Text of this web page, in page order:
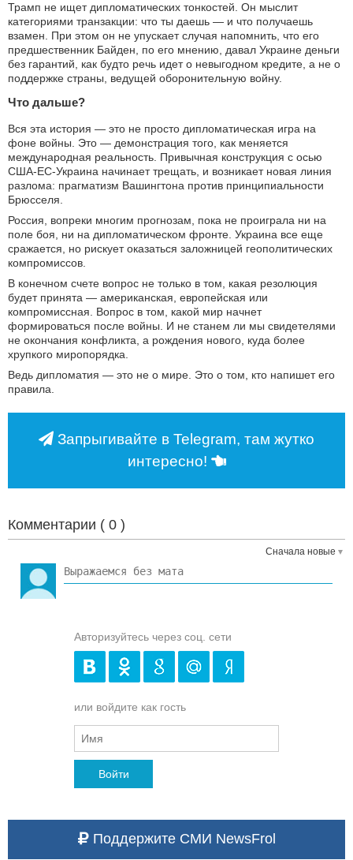
Трамп не ищет дипломатических тонкостей. Он мыслит
категориями транзакции: что ты даешь — и что получаешь
взамен. При этом он не упускает случая напомнить, что его
предшественник Байден, по его мнению, давал Украине деньги
без гарантий, как будто речь идет о невыгодном кредите, а не о
поддержке страны, ведущей оборонительную войну.
Что дальше?
Вся эта история — это не просто дипломатическая игра на
фоне войны. Это — демонстрация того, как меняется
международная реальность. Привычная конструкция с осью
США-ЕС-Украина начинает трещать, и возникает новая линия
разлома: прагматизм Вашингтона против принципиальности
Брюсселя.
Россия, вопреки многим прогнозам, пока не проиграла ни на
поле боя, ни на дипломатическом фронте. Украина все еще
сражается, но рискует оказаться заложницей геополитических
компромиссов.
В конечном счете вопрос не только в том, какая резолюция
будет принята — американская, европейская или
компромиссная. Вопрос в том, какой мир начнет
формироваться после войны. И не станем ли мы свидетелями
не окончания конфликта, а рождения нового, куда более
хрупкого миропорядка.
Ведь дипломатия — это не о мире. Это о том, кто напишет его
правила.
Запрыгивайте в Telegram, там жутко
интересно!
Комментарии ( 0 )
Сначала новые
Авторизуйтесь через соц. сети
или войдите как гость
Войти
Поддержите СМИ NewsFrol